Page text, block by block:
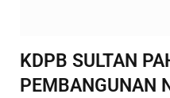
KDPB SULTAN
PEMBANGUNAN